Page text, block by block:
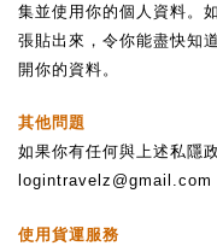
集並使用你的個人資料。
張貼出來，令你能盡快知
開你的資料。
其他問題
如果你有任何與上述私隱
logintravelz@gmail.com
使用貨運服務